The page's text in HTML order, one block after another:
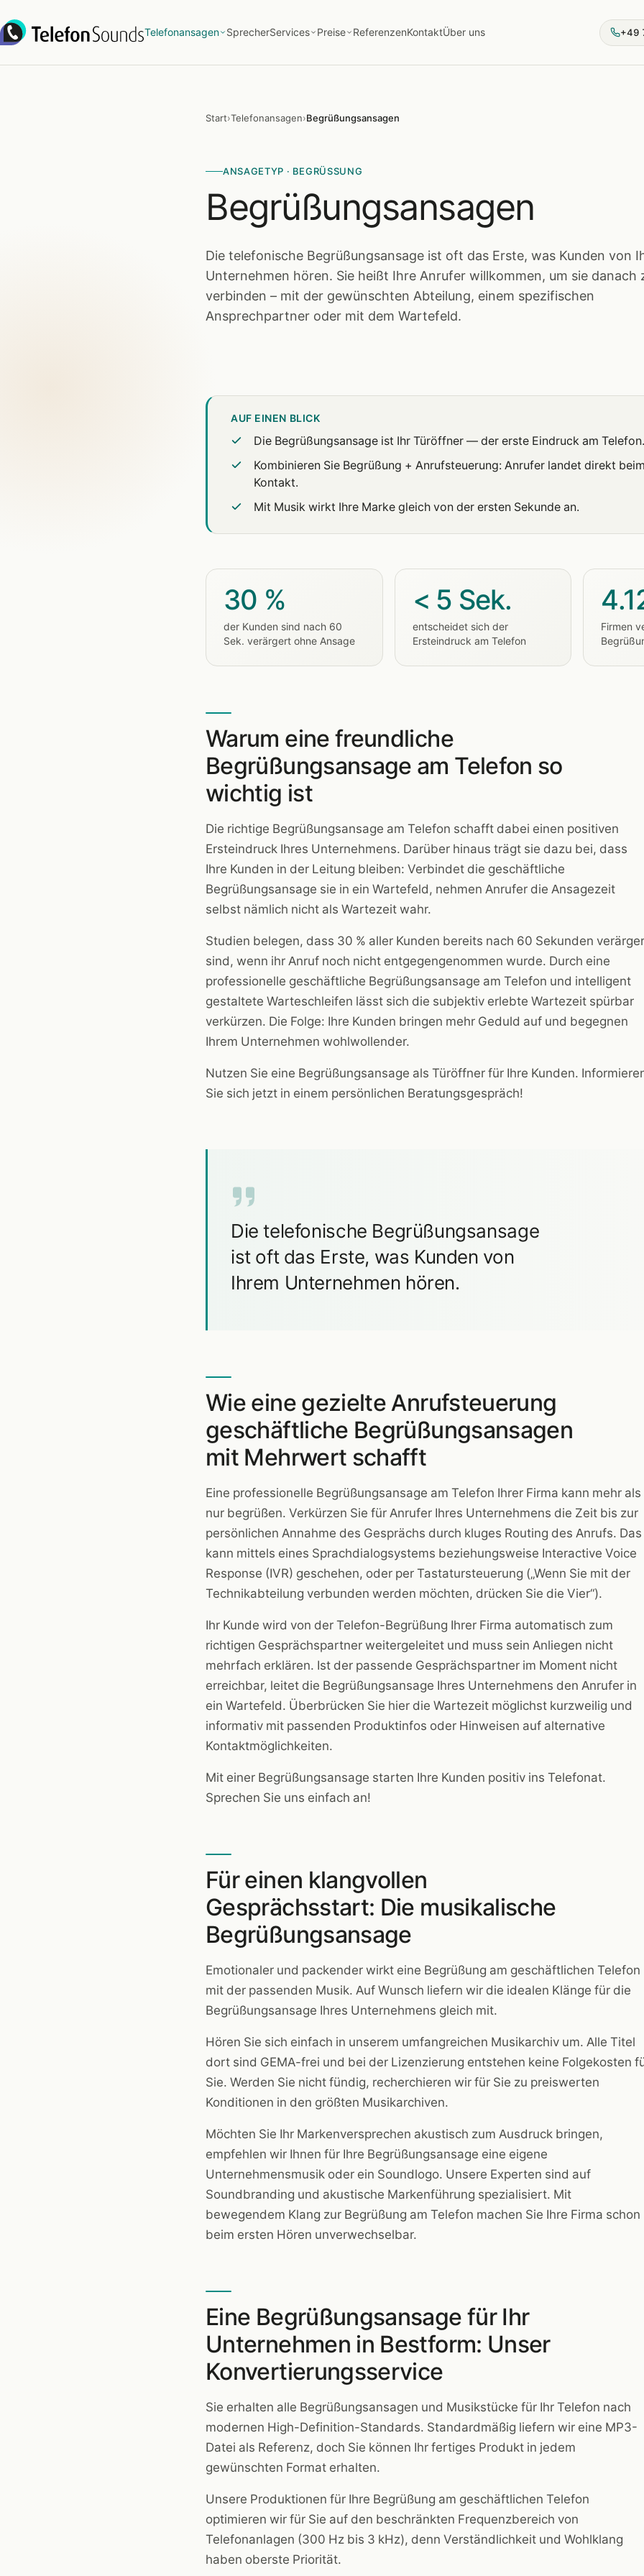
Telefonansagen SprecherServices Preise ReferenzenKontaktÜber uns +49
Start›Telefonansagen›Begrüßungsansagen
ANSAGETYP · BEGRÜSSUNG
Begrüßungsansagen
Die telefonische Begrüßungsansage ist oft das Erste, was Kunden von
Unternehmen hören. Sie heißt Ihre Anrufer willkommen, um sie danach
verbinden – mit der gewünschten Abteilung, einem spezifischen
Ansprechpartner oder mit dem Wartefeld.
AUF EINEN BLICK
Die Begrüßungsansage ist Ihr Türöffner — der erste Eindruck am Telefon.
Kombinieren Sie Begrüßung + Anrufsteuerung: Anrufer landet direkt
Kontakt.
Mit Musik wirkt Ihre Marke gleich von der ersten Sekunde an.
30 %
der Kunden sind nach 60
Sek. verärgert ohne Ansage
< 5 Sek.
entscheidet sich der
Ersteindruck am Telefon
Firmen
Warum eine freundliche
Begrüßungsansage am Telefon so
wichtig ist
Die richtige Begrüßungsansage am Telefon schafft dabei einen positiven
Ersteindruck Ihres Unternehmens. Darüber hinaus trägt sie dazu bei, dass
Ihre Kunden in der Leitung bleiben: Verbindet die geschäftliche
Begrüßungsansage sie in ein Wartefeld, nehmen Anrufer die Ansagezeit
selbst nämlich nicht als Wartezeit wahr.
Studien belegen, dass 30 % aller Kunden bereits nach 60 Sekunden
sind, wenn ihr Anruf noch nicht entgegengenommen wurde. Durch eine
professionelle geschäftliche Begrüßungsansage am Telefon und intelligent
gestaltete Warteschleifen lässt sich die subjektiv erlebte Wartezeit spürbar
verkürzen. Die Folge: Ihre Kunden bringen mehr Geduld auf und begegnen
Ihrem Unternehmen wohlwollender.
Nutzen Sie eine Begrüßungsansage als Türöffner für Ihre Kunden.
Sie sich jetzt in einem persönlichen Beratungsgespräch!
Die telefonische Begrüßungsansage
ist oft das Erste, was Kunden von
Ihrem Unternehmen hören.
Wie eine gezielte Anrufsteuerung
geschäftliche Begrüßungsansagen
mit Mehrwert schafft
Eine professionelle Begrüßungsansage am Telefon Ihrer Firma kann mehr als
nur begrüßen. Verkürzen Sie für Anrufer Ihres Unternehmens die Zeit bis zur
persönlichen Annahme des Gesprächs durch kluges Routing des Anrufs. Das
kann mittels eines Sprachdialogsystems beziehungsweise Interactive Voice
Response (IVR) geschehen, oder per Tastatursteuerung („Wenn Sie mit der
Technikabteilung verbunden werden möchten, drücken Sie die Vier“).
Ihr Kunde wird von der Telefon-Begrüßung Ihrer Firma automatisch zum
richtigen Gesprächspartner weitergeleitet und muss sein Anliegen nicht
mehrfach erklären. Ist der passende Gesprächspartner im Moment nicht
erreichbar, leitet die Begrüßungsansage Ihres Unternehmens den Anrufer in
ein Wartefeld. Überbrücken Sie hier die Wartezeit möglichst kurzweilig und
informativ mit passenden Produktinfos oder Hinweisen auf alternative
Kontaktmöglichkeiten.
Mit einer Begrüßungsansage starten Ihre Kunden positiv ins Telefonat.
Sprechen Sie uns einfach an!
Für einen klangvollen
Gesprächsstart: Die musikalische
Begrüßungsansage
Emotionaler und packender wirkt eine Begrüßung am geschäftlichen Telefon
mit der passenden Musik. Auf Wunsch liefern wir die idealen Klänge für die
Begrüßungsansage Ihres Unternehmens gleich mit.
Hören Sie sich einfach in unserem umfangreichen Musikarchiv um. Alle Titel
dort sind GEMA-frei und bei der Lizenzierung entstehen keine Folgekosten
Sie. Werden Sie nicht fündig, recherchieren wir für Sie zu preiswerten
Konditionen in den größten Musikarchiven.
Möchten Sie Ihr Markenversprechen akustisch zum Ausdruck bringen,
empfehlen wir Ihnen für Ihre Begrüßungsansage eine eigene
Unternehmensmusik oder ein Soundlogo. Unsere Experten sind auf
Soundbranding und akustische Markenführung spezialisiert. Mit
bewegendem Klang zur Begrüßung am Telefon machen Sie Ihre Firma schon
beim ersten Hören unverwechselbar.
Eine Begrüßungsansage für Ihr
Unternehmen in Bestform: Unser
Konvertierungsservice
Sie erhalten alle Begrüßungsansagen und Musikstücke für Ihr Telefon nach
modernen High-Definition-Standards. Standardmäßig liefern wir eine MP3-
Datei als Referenz, doch Sie können Ihr fertiges Produkt in jedem
gewünschten Format erhalten.
Unsere Produktionen für Ihre Begrüßung am geschäftlichen Telefon
optimieren wir für Sie auf den beschränkten Frequenzbereich von
Telefonanlagen (300 Hz bis 3 kHz), denn Verständlichkeit und Wohlklang
haben oberste Priorität.